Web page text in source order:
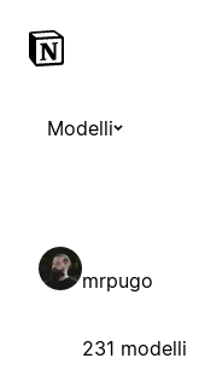
Modelli
mrpugo
231 modelli